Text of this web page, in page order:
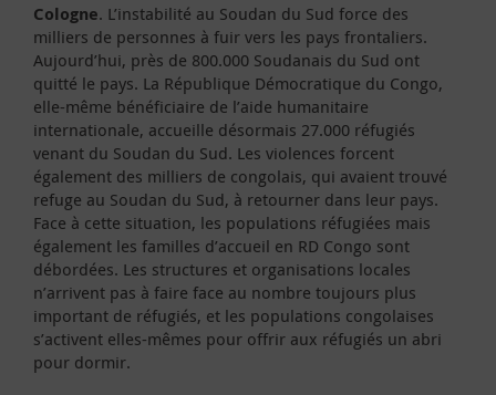
Cologne. L’instabilité au Soudan du Sud force des
milliers de personnes à fuir vers les pays frontaliers.
Aujourd’hui, près de 800.000 Soudanais du Sud ont
quitté le pays. La République Démocratique du Congo,
elle-même bénéficiaire de l’aide humanitaire
internationale, accueille désormais 27.000 réfugiés
venant du Soudan du Sud. Les violences forcent
également des milliers de congolais, qui avaient trouvé
refuge au Soudan du Sud, à retourner dans leur pays.
Face à cette situation, les populations réfugiées mais
également les familles d’accueil en RD Congo sont
débordées. Les structures et organisations locales
n’arrivent pas à faire face au nombre toujours plus
important de réfugiés, et les populations congolaises
s’activent elles-mêmes pour offrir aux réfugiés un abri
pour dormir.